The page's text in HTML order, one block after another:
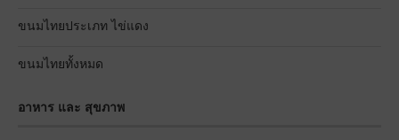
ขนมไทยประเภท ไข่แดง
ขนมไทยทั้งหมด
อาหาร และ สุขภาพ